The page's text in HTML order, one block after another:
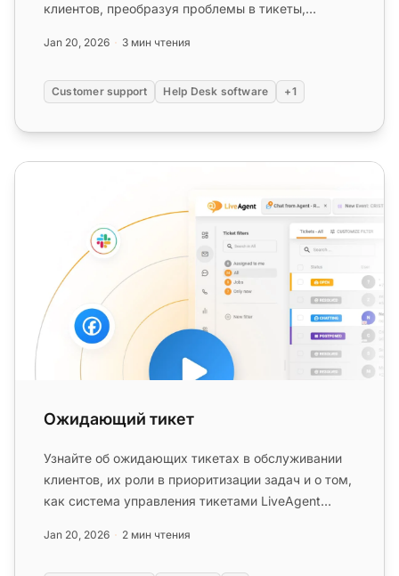
клиентов, преобразуя проблемы в тикеты,
Jan 20, 2026 3 мин чтения
Customer support Help Desk software +1
Ожидающий тикет
Ожидающий тикет
Узнайте об ожидающих тикетах в обслуживании
клиентов, их роли в приоритизации задач и о том,
как система управления тикетами LiveAgent
Jan 20, 2026 2 мин чтения